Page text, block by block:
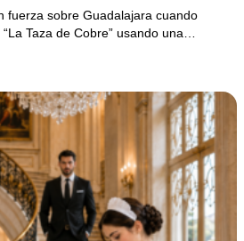
a punto de estallar.
fuerza sobre Guadalajara cuando
Taza de Cobre” usando una…